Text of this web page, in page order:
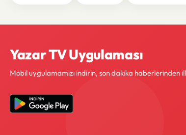
Yazar TV Uygulaması
Mobil uygulamamızı indirin, son dakika haberlerinden